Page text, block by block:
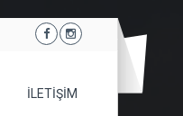
İLETİŞİM